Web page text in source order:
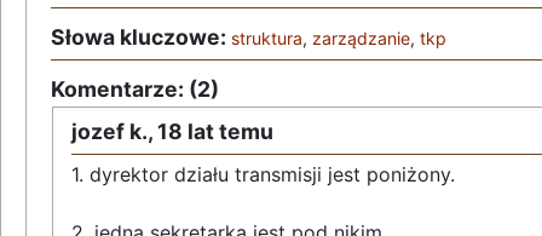
Słowa kluczowe: struktura, zarządzanie, tkp
Komentarze: (2)
jozef k.,18 lat temu
1. dyrektor działu transmisji jest poniżony.